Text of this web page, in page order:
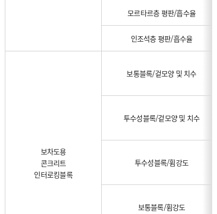
모르타르층 평판/흡수율
인조석층 평판/흡수율
보차도용
콘크리트
인터로킹블록
보통블록/겉모양 및 치수
투수성블록/겉모양 및 치수
투수성블록/휨강도
보통블록/휨강도